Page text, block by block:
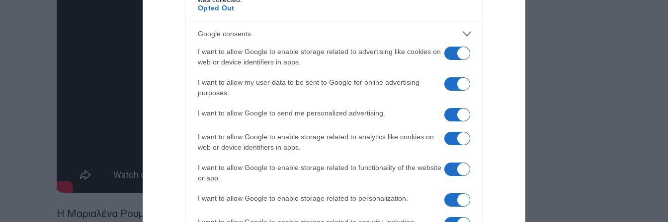
Opted Out
Google consents
I want to allow Google to enable storage related to advertising like cookies on
web or device identifiers in apps.
I want to allow my user data to be sent to Google for online advertising
purposes.
I want to allow Google to send me personalized advertising.
I want to allow Google to enable storage related to analytics like cookies on
web or device identifiers in apps.
I want to allow Google to enable storage related to functionality of the website
or app.
I want to allow Google to enable storage related to personalization.
Η Μαριαλένα Ρουμελιώτη, συγκεκριμένα αναφέρθηκε για πρώτη φορά στην